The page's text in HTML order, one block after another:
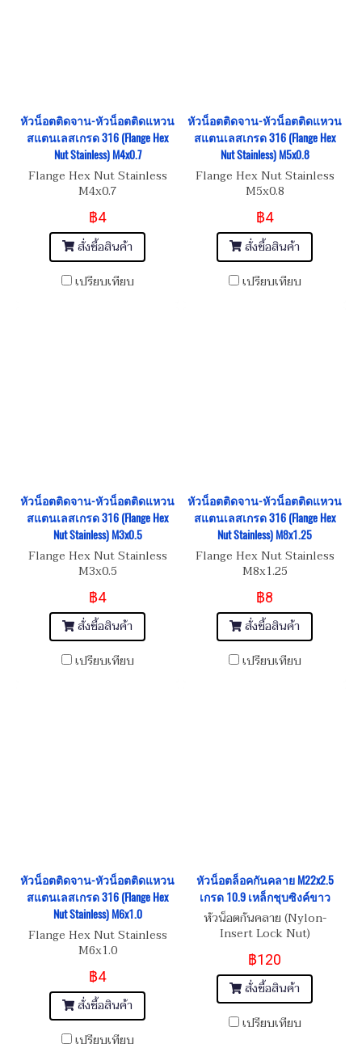
หัวน็อตติดจาน-หัวน็อตติดแหวน
สแตนเลสเกรด 316 (Flange Hex
Nut Stainless) M4x0.7
Flange Hex Nut Stainless
M4x0.7
฿4
สั่งซื้อสินค้า
เปรียบเทียบ
หัวน็อตติดจาน-หัวน็อตติดแหวน
สแตนเลสเกรด 316 (Flange Hex
Nut Stainless) M5x0.8
Flange Hex Nut Stainless
M5x0.8
฿4
สั่งซื้อสินค้า
เปรียบเทียบ
หัวน็อตติดจาน-หัวน็อตติดแหวน
สแตนเลสเกรด 316 (Flange Hex
Nut Stainless) M3x0.5
Flange Hex Nut Stainless
M3x0.5
฿4
สั่งซื้อสินค้า
เปรียบเทียบ
หัวน็อตติดจาน-หัวน็อตติดแหวน
สแตนเลสเกรด 316 (Flange Hex
Nut Stainless) M8x1.25
Flange Hex Nut Stainless
M8x1.25
฿8
สั่งซื้อสินค้า
เปรียบเทียบ
หัวน็อตติดจาน-หัวน็อตติดแหวน
สแตนเลสเกรด 316 (Flange Hex
Nut Stainless) M6x1.0
Flange Hex Nut Stainless
M6x1.0
฿4
สั่งซื้อสินค้า
เปรียบเทียบ
หัวน็อตล็อคกันคลาย M22x2.5
เกรด 10.9 เหล็กชุบซิงค์ขาว
หัวน็อตกันคลาย (Nylon-
Insert Lock Nut)
฿120
สั่งซื้อสินค้า
เปรียบเทียบ